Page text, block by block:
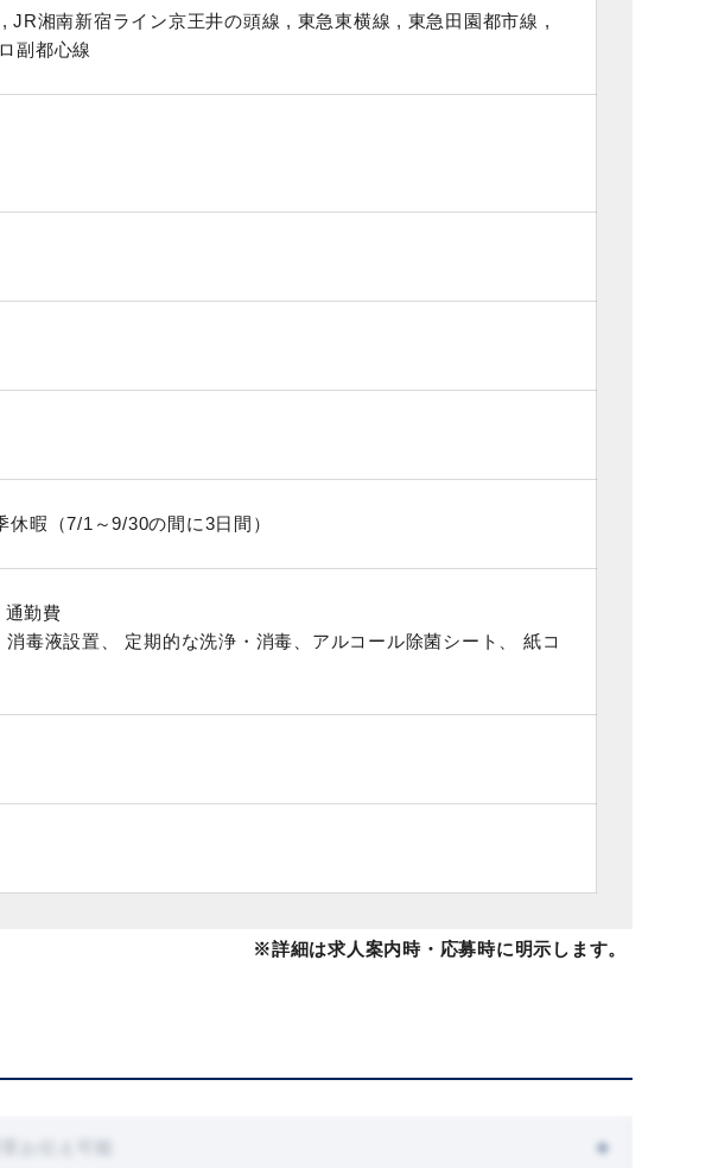
湘南新宿ライン京王井の頭線 , 東急東横線 , 東急田園都市線 ,
副都心線
暇（7/1～9/30の間に3日間）
勤費
毒液設置、 定期的な洗浄・消毒、アルコール除菌シート、 紙コ
※詳細は求人案内時・応募時に明示します。